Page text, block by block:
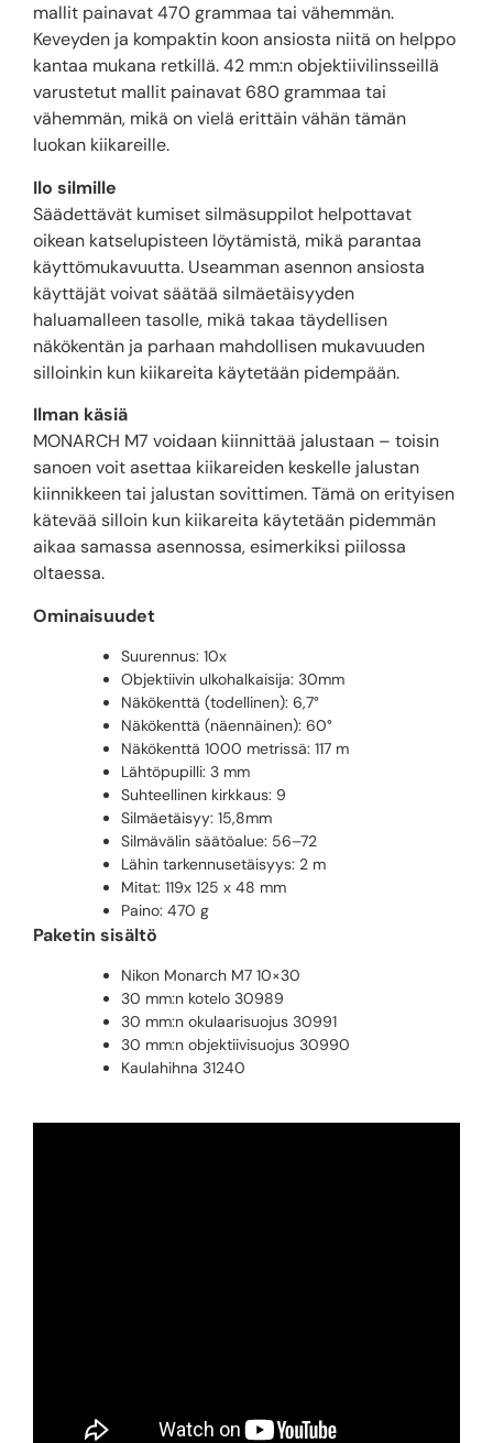
mallit painavat 470 grammaa tai vähemmän.
Keveyden ja kompaktin koon ansiosta niitä on helppo
kantaa mukana retkillä. 42 mm:n objektiivilinsseillä
varustetut mallit painavat 680 grammaa tai
vähemmän, mikä on vielä erittäin vähän tämän
luokan kiikareille.
Ilo silmille
Säädettävät kumiset silmäsuppilot helpottavat
oikean katselupisteen löytämistä, mikä parantaa
käyttömukavuutta. Useamman asennon ansiosta
käyttäjät voivat säätää silmäetäisyyden
haluamalleen tasolle, mikä takaa täydellisen
näkökentän ja parhaan mahdollisen mukavuuden
silloinkin kun kiikareita käytetään pidempään.
Ilman käsiä
MONARCH M7 voidaan kiinnittää jalustaan – toisin
sanoen voit asettaa kiikareiden keskelle jalustan
kiinnikkeen tai jalustan sovittimen. Tämä on erityisen
kätevää silloin kun kiikareita käytetään pidemmän
aikaa samassa asennossa, esimerkiksi piilossa
oltaessa.
Ominaisuudet
Suurennus: 10x
Objektiivin ulkohalkaisija: 30mm
Näkökenttä (todellinen): 6,7°
Näkökenttä (näennäinen): 60°
Näkökenttä 1000 metrissä: 117 m
Lähtöpupilli: 3 mm
Suhteellinen kirkkaus: 9
Silmäetäisyy: 15,8mm
Silmävälin säätöalue: 56–72
Lähin tarkennusetäisyys: 2 m
Mitat: 119x 125 x 48 mm
Paino: 470 g
Paketin sisältö
Nikon Monarch M7 10×30
30 mm:n kotelo 30989
30 mm:n okulaarisuojus 30991
30 mm:n objektiivisuojus 30990
Kaulahihna 31240